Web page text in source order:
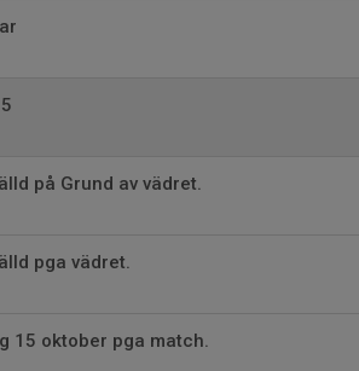
på Grund av vädret.
pga vädret.
15 oktober pga match.